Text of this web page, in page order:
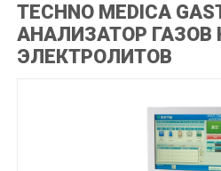
TECHNO MEDICA
АНАЛИЗАТОР ГАЗОВ
ЭЛЕКТРОЛИТОВ